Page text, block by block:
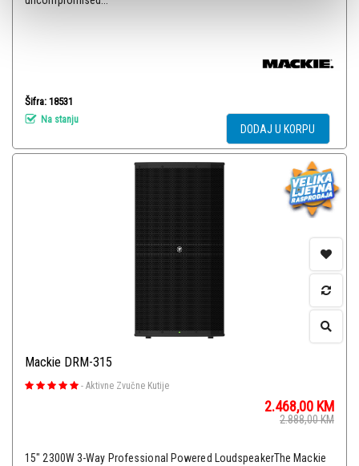
Šifra: 18531
Na stanju
DODAJ U KORPU
Mackie DRM-315
- Aktivne Zvučne Kutije
2.468,00 KM
2.888,00KM
15" 2300W 3-Way Professional Powered LoudspeakerThe Mackie